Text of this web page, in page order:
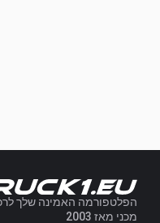
הפלטפורמה האמינה שלך
מכני מאז 2003